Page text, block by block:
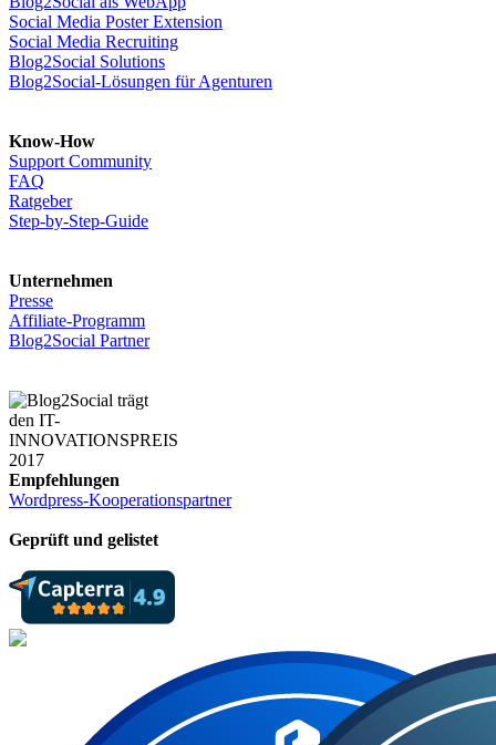
Social Media Poster Extension
Social Media Recruiting
Blog2Social Solutions
Blog2Social-Lösungen für Agenturen
Know-How
Support Community
FAQ
Ratgeber
Step-by-Step-Guide
Unternehmen
Presse
Affiliate-Programm
Blog2Social Partner
Empfehlungen
Wordpress-Kooperationspartner
Geprüft und gelistet